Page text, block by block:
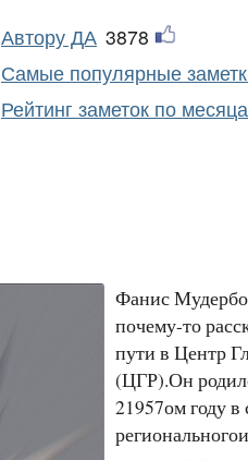
Автору ДА 3878
Самые популярные
Рейтинг заметок по
Фанис
почему-то
пути в Центр
(ЦГР).Он
21957ом году в